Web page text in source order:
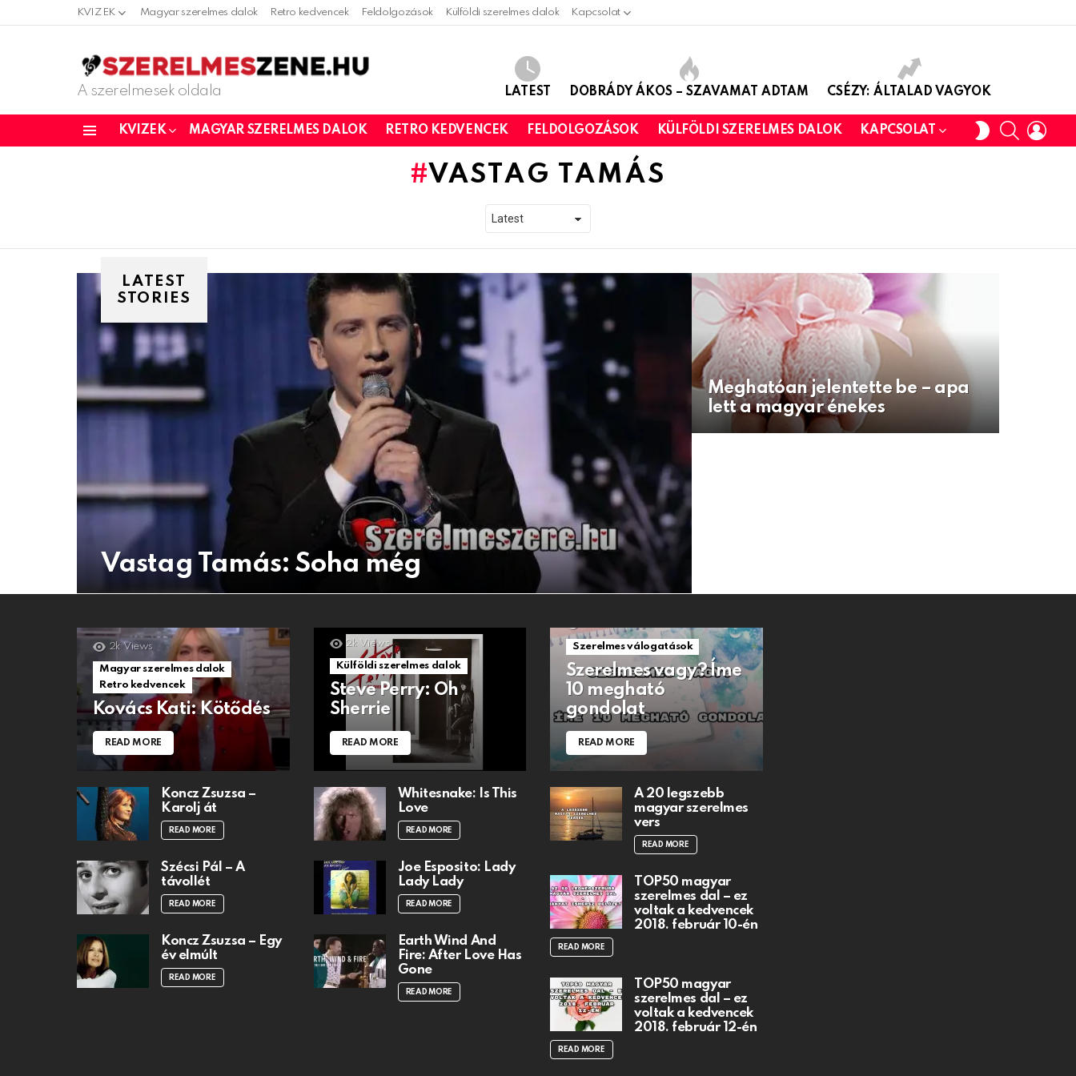
KVIZEK Magyar szerelmes dalok Retro kedvencek Feldolgozások Külföldi szerelmes dalok Kapcsolat
A szerelmesek oldala LATEST DOBRÁDY ÁKOS – SZAVAMAT ADTAM CSÉZY: ÁLTALAD VAGYOK
KVIZEK MAGYAR SZERELMES DALOK RETRO KEDVENCEK FELDOLGOZÁSOK KÜLFÖLDI SZERELMES DALOK KAPCSOLAT
SWITCH
SKIN
SEARCH
VASTAG TAMÁS
LATEST
STORIES
Vastag Tamás: Soha még
Meghatóan jelentette be – apa
lett a magyar énekes
2k Views
Magyar szerelmes dalok
Retro kedvencek
Kovács Kati: Kötődés
READ MORE
Koncz Zsuzsa –
Karolj át
READ MORE
Szécsi Pál – A
távollét
READ MORE
Koncz Zsuzsa – Egy
év elmúlt
READ MORE
2k Views
Külföldi szerelmes dalok
Steve Perry: Oh
Sherrie
READ MORE
Whitesnake: Is This
Love
READ MORE
Joe Esposito: Lady
Lady Lady
READ MORE
Earth Wind And
Fire: After Love Has
Gone
READ MORE
Szerelmes válogatások
Szerelmes vagy? Íme
10 megható
gondolat
READ MORE
A 20 legszebb
magyar szerelmes
vers
READ MORE
TOP50 magyar
szerelmes dal – ez
voltak a kedvencek
2018. február 10-én
READ MORE
TOP50 magyar
szerelmes dal – ez
voltak a kedvencek
2018. február 12-én
READ MORE